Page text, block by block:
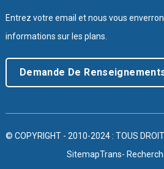
Entrez votre email et nous vous
informations sur les plans.
Demande De
© COPYRIGHT - 2010-2024 : TOUS
SitemapTrans-